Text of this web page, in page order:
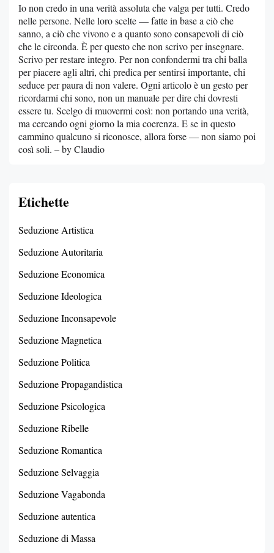
Io non credo in una verità assoluta che valga per tutti. Credo
nelle persone. Nelle loro scelte — fatte in base a ciò che
sanno, a ciò che vivono e a quanto sono consapevoli di ciò
che le circonda. È per questo che non scrivo per insegnare.
Scrivo per restare integro. Per non confondermi tra chi balla
per piacere agli altri, chi predica per sentirsi importante, chi
seduce per paura di non valere. Ogni articolo è un gesto per
ricordarmi chi sono, non un manuale per dire chi dovresti
essere tu. Scelgo di muovermi così: non portando una verità,
ma cercando ogni giorno la mia coerenza. E se in questo
cammino qualcuno si riconosce, allora forse — non siamo poi
così soli. – by Claudio
Etichette
Seduzione Artistica
Seduzione Autoritaria
Seduzione Economica
Seduzione Ideologica
Seduzione Inconsapevole
Seduzione Magnetica
Seduzione Politica
Seduzione Propagandistica
Seduzione Psicologica
Seduzione Ribelle
Seduzione Romantica
Seduzione Selvaggia
Seduzione Vagabonda
Seduzione autentica
Seduzione di Massa